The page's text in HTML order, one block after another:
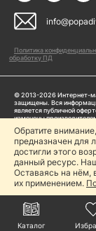
Политика
обработку ПД
© 2013-2026 Интернет-
защищены. Вся
является публичной
изменены
Пользуясь сайтом
прописанными в
Копирование любой
за исключением наличия
Каталог
Обратите
предназначен для
достигли этого
данный ресурс.
Оставаясь на нём,
их применением.